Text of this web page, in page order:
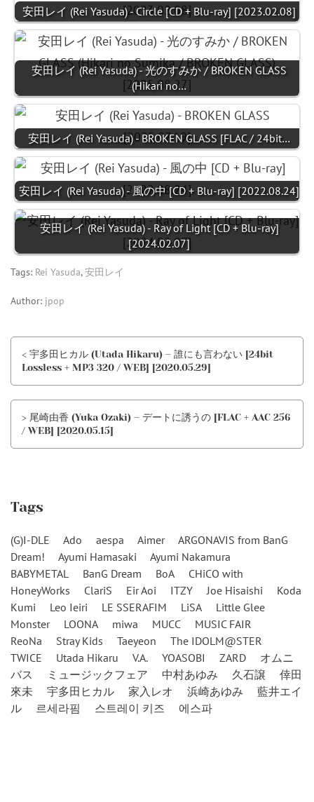
安田レイ (Rei Yasuda) - Circle [CD + Blu-ray] [2023.02.08]
安田レイ (Rei Yasuda) - 光のすみか / BROKEN GLASS
(Hikari no…
安田レイ (Rei Yasuda) - BROKEN GLASS [FLAC / 24bit…
安田レイ (Rei Yasuda) - 風の中 [CD + Blu-ray] [2022.08.24]
安田レイ (Rei Yasuda) - Ray of Light [CD + Blu-ray]
[2024.02.07]
Tags: Rei Yasuda,安田レイ
Author: jpop
< 宇多田ヒカル (Utada Hikaru) – 誰にも言わない [24bit
Lossless + MP3 320 / WEB] [2020.05.29]
> 尾崎由香 (Yuka Ozaki) – デートに誘うの [FLAC + AAC 256
/ WEB] [2020.05.15]
Tags
(G)I-DLE Ado aespa Aimer
ARGONAVIS from BanG
Dream!
Ayumi Hamasaki
Ayumi Nakamura
BABYMETAL
BanG Dream BoA
CHiCO with
HoneyWorks
ClariS Eir Aoi ITZY Joe Hisaishi
Koda
Kumi
Leo Ieiri LE SSERAFIM LiSA
Little Glee
Monster
LOONA miwa MUCC
MUSIC FAIR
ReoNa
Stray Kids Taeyeon
The IDOLM@STER
TWICE
Utada Hikaru V.A. YOASOBI ZARD
オムニ
バス
ミュージックフェア 中村あゆみ 久石譲
倖田
來未
宇多田ヒカル 家入レオ 浜崎あゆみ
藍井エイ
ル
르세라핌 스트레이 키즈 에스파